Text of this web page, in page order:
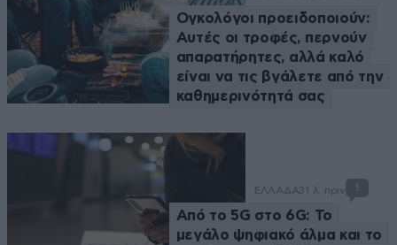
Ογκολόγοι προειδοποιούν:
Αυτές οι τροφές, περνούν
απαρατήρητες, αλλά καλό
είναι να τις βγάλετε από την
καθημερινότητά σας
ΕΛΛΑΔΑ31 λ. πριν 1
Από το 5G στο 6G: Το
μεγάλο ψηφιακό άλμα και το